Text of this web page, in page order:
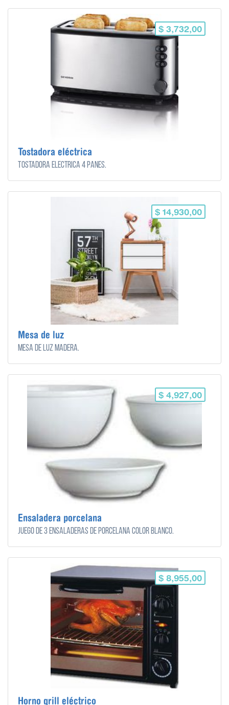
$ 3,732,00
Tostadora eléctrica
Tostadora eléctrica 4 panes.
$ 14,930,00
Mesa de luz
Mesa de luz madera.
$ 4,927,00
Ensaladera porcelana
Juego de 3 ensaladeras de porcelana color blanco.
$ 8,955,00
Horno grill eléctrico